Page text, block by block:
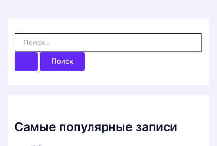
П
и
Самые популярные записи